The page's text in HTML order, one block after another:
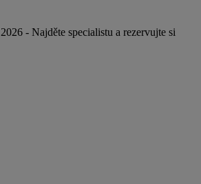
- Najděte specialistu a rezervujte si